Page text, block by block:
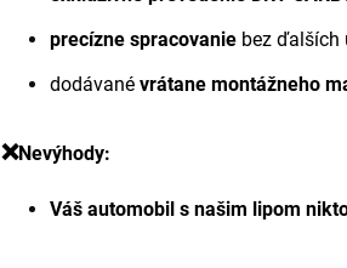
precízne spracovanie bez ďalších
dodávané vrátane montážneho
❌Nevýhody:
Váš automobil s našim lipom